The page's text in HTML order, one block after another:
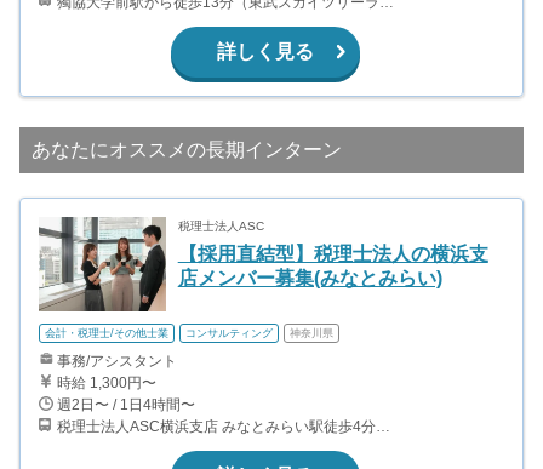
詳しく見る
あなたにオススメの長期インターン
税理士法人ASC
【採用直結型】税理士法人の横浜支
店メンバー募集(みなとみらい)
会計・税理士/その他士業 コンサルティング 神奈川県
事務/アシスタント
時給 1,300円〜
週2日〜 / 1日4時間〜
税理士法人ASC横浜支店 みなとみらい駅徒歩4分、桜木町駅徒歩8分